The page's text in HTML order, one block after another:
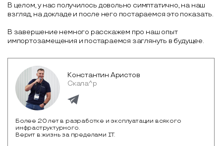
В целом, у нас получилось довольно симптатично, на наш
взгляд, на докладе и после него постараемся это показать.
В завершение немного расскажем про наш опыт
импортозамещения и постараемся заглянуть в будущее.
Константин Аристов
Скала^р
Более 20 лет в разработке и эксплуатации всякого
инфраструктурного.
Верит в жизнь за пределами IТ.